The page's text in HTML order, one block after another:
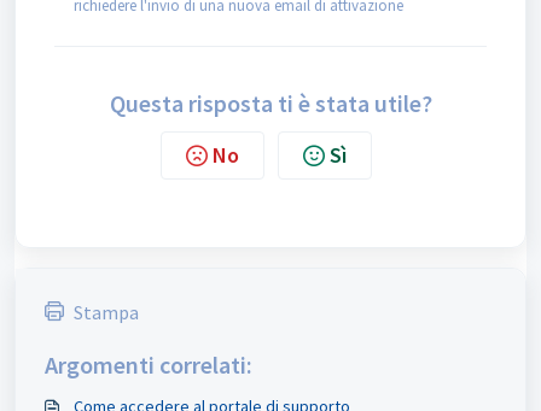
richiedere l'invio di una nuova email di attivazione
Questa risposta ti è stata utile?
No Sì
Stampa
Argomenti correlati:
Come accedere al portale di supporto